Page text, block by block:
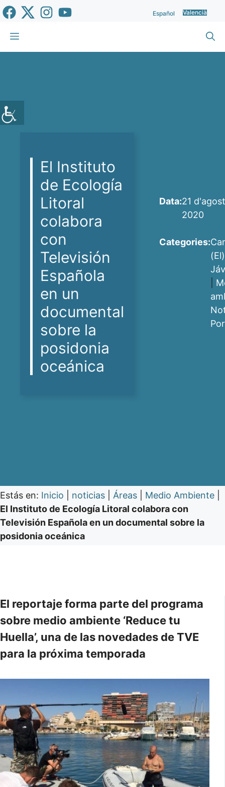
Vés
al
contingut
Español Valencià
Menu
El Instituto
de Ecología
Litoral
colabora
con
Televisión
Española
en un
documental
sobre la
posidonia
oceánica
Data:21
2020
Categories:
(El)
Estás en: Inicio noticias Áreas Medio Ambiente
El Instituto de Ecología Litoral colabora con
Televisión Española en un documental sobre la
posidonia oceánica
El reportaje forma parte del programa
sobre medio ambiente ‘Reduce tu
Huella’, una de las novedades de TVE
para la próxima temporada